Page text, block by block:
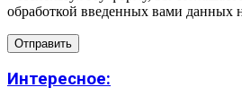
обработкой введенных вами данных
Интересное: